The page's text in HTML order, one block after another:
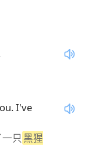
I've
只 黑猩